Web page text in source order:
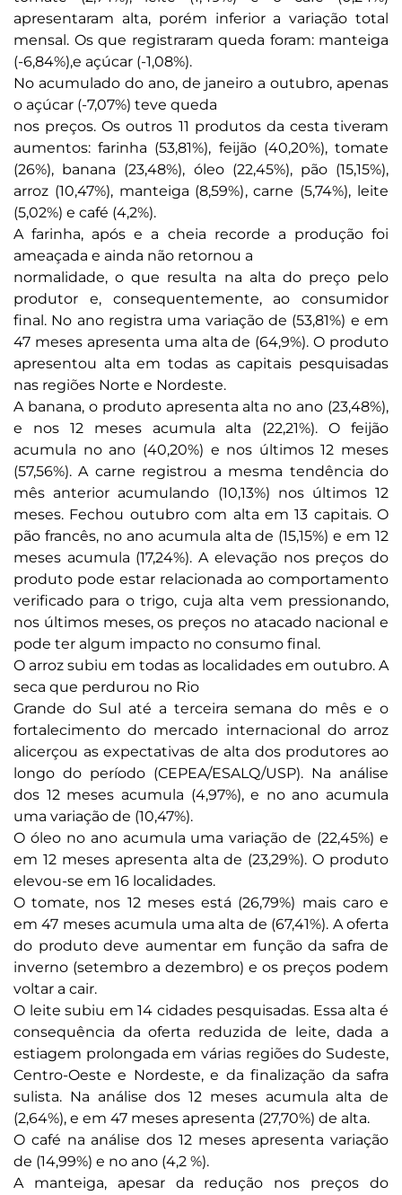
apresentaram alta, porém inferior a variação total
mensal. Os que registraram queda foram: manteiga
(-6,84%),e açúcar (-1,08%).
No acumulado do ano, de janeiro a outubro, apenas
o açúcar (-7,07%) teve queda
nos preços. Os outros 11 produtos da cesta tiveram
aumentos: farinha (53,81%), feijão (40,20%), tomate
(26%), banana (23,48%), óleo (22,45%), pão (15,15%),
arroz (10,47%), manteiga (8,59%), carne (5,74%), leite
(5,02%) e café (4,2%).
A farinha, após e a cheia recorde a produção foi
ameaçada e ainda não retornou a
normalidade, o que resulta na alta do preço pelo
produtor e, consequentemente, ao consumidor
final. No ano registra uma variação de (53,81%) e em
47 meses apresenta uma alta de (64,9%). O produto
apresentou alta em todas as capitais pesquisadas
nas regiões Norte e Nordeste.
A banana, o produto apresenta alta no ano (23,48%),
e nos 12 meses acumula alta (22,21%). O feijão
acumula no ano (40,20%) e nos últimos 12 meses
(57,56%). A carne registrou a mesma tendência do
mês anterior acumulando (10,13%) nos últimos 12
meses. Fechou outubro com alta em 13 capitais. O
pão francês, no ano acumula alta de (15,15%) e em 12
meses acumula (17,24%). A elevação nos preços do
produto pode estar relacionada ao comportamento
verificado para o trigo, cuja alta vem pressionando,
nos últimos meses, os preços no atacado nacional e
pode ter algum impacto no consumo final.
O arroz subiu em todas as localidades em outubro. A
seca que perdurou no Rio
Grande do Sul até a terceira semana do mês e o
fortalecimento do mercado internacional do arroz
alicerçou as expectativas de alta dos produtores ao
longo do período (CEPEA/ESALQ/USP). Na análise
dos 12 meses acumula (4,97%), e no ano acumula
uma variação de (10,47%).
O óleo no ano acumula uma variação de (22,45%) e
em 12 meses apresenta alta de (23,29%). O produto
elevou-se em 16 localidades.
O tomate, nos 12 meses está (26,79%) mais caro e
em 47 meses acumula uma alta de (67,41%). A oferta
do produto deve aumentar em função da safra de
inverno (setembro a dezembro) e os preços podem
voltar a cair.
O leite subiu em 14 cidades pesquisadas. Essa alta é
consequência da oferta reduzida de leite, dada a
estiagem prolongada em várias regiões do Sudeste,
Centro-Oeste e Nordeste, e da finalização da safra
sulista. Na análise dos 12 meses acumula alta de
(2,64%), e em 47 meses apresenta (27,70%) de alta.
O café na análise dos 12 meses apresenta variação
de (14,99%) e no ano (4,2 %).
A manteiga, apesar da redução nos preços do